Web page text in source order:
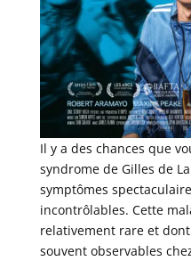
Il y a des chances que
syndrome de Gilles de
symptômes
incontrôlables. Cette
relativement rare et
souvent observables